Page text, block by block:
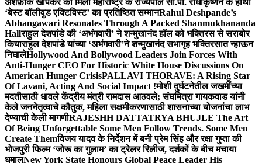
अशफ़ाक खोपेकर को मिला महाराष्ट्र के राज्यपाल सी.पी. राधाकृष्णन के हाथों
‘बेस्ट बॉलीवुड एक्टिविस्ट’ का प्रतिष्ठित सम्मानRahul Deshpande’s
Abhangawari Resonates Through A Packed Shanmukhananda
Hallराहुल देशपांडे की ‘अभंगवारी’ ने शन्मुखानंद हॉल को भक्तिरस से सराबोर
कियाराहुल देशपांडे यांच्या ‘अभंगवारी’ने शन्मुखानंद सभागृह भक्तिरसात न्हाऊन
निघालेHollywood And Bollywood Leaders Join Forces With
Anti-Hunger CEO For Historic White House Discussions On
American Hunger CrisisPALLAVI THORAVE: A Rising Star
Of Lavani, Acting And Social Impact !मोशी दुर्घटनेतील जखमींच्या
मदतीसाठी धावले केंद्रीय मंत्री रामदास आठवले; संघमित्रा गायकवाड यांनी
केले जननेतृत्वाचे कौतुक, महिला सक्षमीकरणासाठी शासनाच्या योजनांचा लाभ
देण्याची केली मागणीRAJESHH DATTATRYA BHUJLE The Art
Of Being Unforgettable Some Men Follow Trends. Some Men
Create Themविजय यादव के निर्देशन में बनी प्रेम सिंह और रक्षा गुप्ता की
भोजपुरी फिल्म ‘जोरू का गुलाम’ का ट्रेलर रिलीज, दर्शकों के बीच मचाया
धमालNew York State Honours Global Peace Leader His